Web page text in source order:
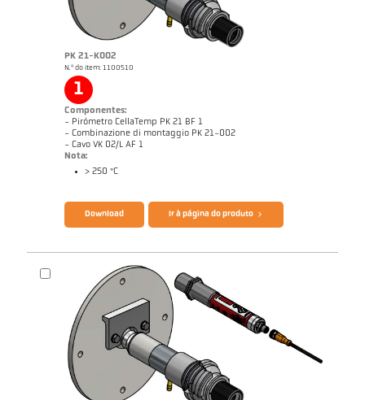
PK 21-K002
N.º do item: 1100510
1
Componentes:
- Pirómetro CellaTemp PK 21 BF 1
- Combinazione di montaggio PK 21-002
- Cavo VK 02/L AF 1
Nota:
> 250 °C
Download Ir à página do produto